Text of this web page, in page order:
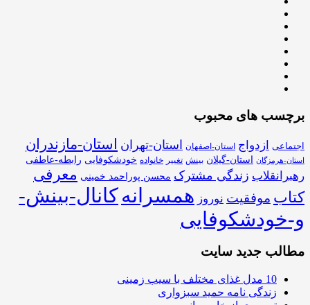
برچسب های محبوب
اجتماعی ازدواج استان-اصفهان استان-تهران استان-مازندران
استان-هرمزگان استان-گیلان بینش تغییر خانواده خودشکوفایی رابطه-عاطفی
رهبرانقلاب زندگی مشترک محسن پوراحمد خمینی معرفی
کتاب موفقیت نوروز همسرانهکانال-بینش-
و-خودشکوفایی
مطالب جدید سایت
10 مدل غذای مختلف با سیب زمینی
زندگی نامه حمید سبزواری